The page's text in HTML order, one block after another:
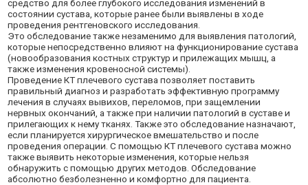
средство для более глубокого исследования изменений в
состоянии сустава, которые ранее были выявлены в ходе
проведения рентгеновского исследования.
Это обследование также незаменимо для выявления патологий,
которые непосредственно влияют на функционирование сустава
(новообразования костных структур и прилежащих мышц, а
также изменения кровеносной системы).
Проведение КТ плечевого сустава позволяет поставить
правильный диагноз и разработать эффективную программу
лечения в случаях вывихов, переломов, при защемлении
нервных окончаний, а также при наличии патологий в суставе и
прилегающих к нему тканях. Также это обследование назначают,
если планируется хирургическое вмешательство и после
проведения операции. С помощью КТ плечевого сустава можно
также выявить некоторые изменения, которые нельзя
обнаружить с помощью других методов. Обследование
абсолютно безболезненно и комфортно для пациента.